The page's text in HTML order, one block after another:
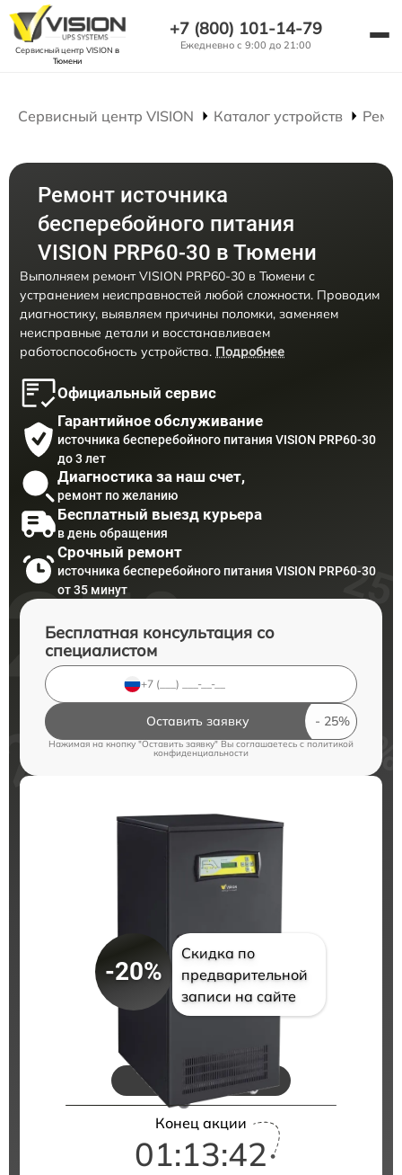
Сервисный центр VISION в
Тюмени
+7 (800) 101-14-79
Ежедневно с 9:00 до 21:00
Сервисный центр VISION Каталог устройств
Ремонт источника
бесперебойного питания
VISION PRP60-30 в Тюмени
Выполняем ремонт VISION PRP60-30 в Тюмени с
устранением неисправностей любой сложности. Проводим
диагностику, выявляем причины поломки, заменяем
неисправные детали и восстанавливаем
работоспособность устройства. Подробнее
Официальный сервис
Гарантийное обслуживание
источника бесперебойного питания VISION PRP60-30
до 3 лет
Диагностика за наш счет,
ремонт по желанию
Бесплатный выезд курьера
в день обращения
Срочный ремонт
источника бесперебойного питания VISION PRP60-30
от 35 минут
Бесплатная консультация со
специалистом
Оставить заявку
Нажимая на кнопку "Оставить заявку" Вы соглашаетесь cполитикой
конфиденциальности
-20%
Скидка по
предварительной
записи на сайте
Цены на ремонт
Конец акции
01:13:41